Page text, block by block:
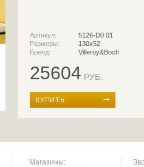
Артикул:
5126-D0 01
Размеры:
130х52
Бренд:
Villeroy&Boch
25604 РУБ.
КУПИТЬ
Магазины: